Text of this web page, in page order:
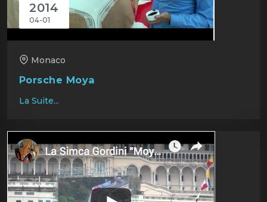
2014
04-01
Monaco
Porsche Moya
La Suite...